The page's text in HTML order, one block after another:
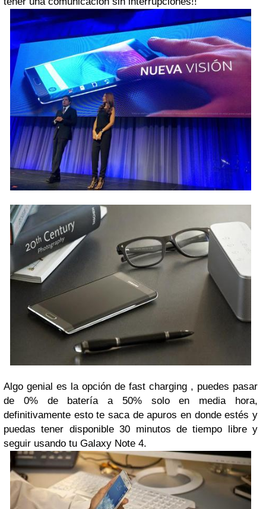
Algo genial es la opción de fast charging , puedes pasar
de 0% de batería a 50% solo en media hora,
definitivamente esto te saca de apuros en donde estés y
puedas tener disponible 30 minutos de tiempo libre y
seguir usando tu Galaxy Note 4.